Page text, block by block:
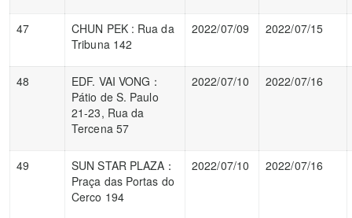
47
CHUN PEK : Rua da
Tribuna 142
2022/07/09 2022/07/15
48
EDF. VAI VONG：
Pátio de S. Paulo
21-23, Rua da
Tercena 57
2022/07/10 2022/07/16
49
SUN STAR PLAZA：
Praça das Portas do
Cerco 194
2022/07/10 2022/07/16